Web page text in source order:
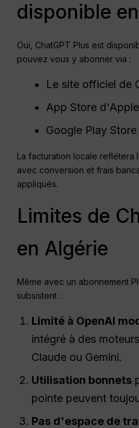
disponible
Oui, ChatGPT Plus est
pouvez vous y abonner via :
Le site officiel de
App Store
Google Play
La facturation locale reflétera
avec conversion et frais
appliqués.
Limites de
en Algérie
Même avec un abonnement
subsistent :
Limité à OpenAI
intégré à des
Claude ou Gemini.
Utilisation bonnets
pointe peuvent
Pas d'espace de